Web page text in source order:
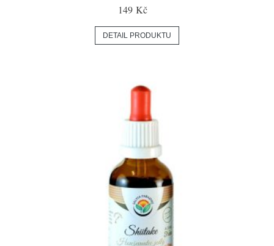
149 Kč
DETAIL PRODUKTU